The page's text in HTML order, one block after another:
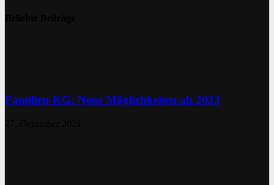
Familien-KG: Neue Möglichkeiten ab 2022